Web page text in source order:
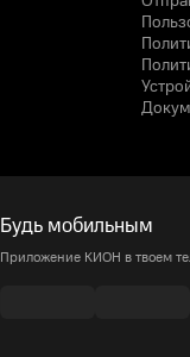
Будь мобильным
Приложение КИОН в твоем